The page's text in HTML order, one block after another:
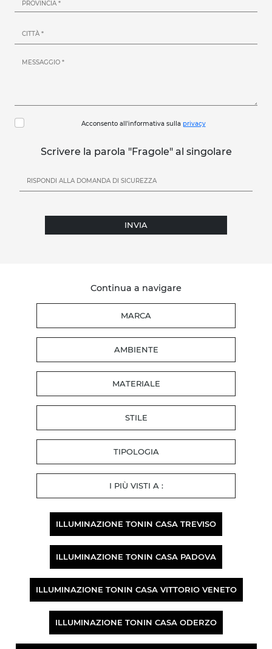
Acconsento all'informativa sulla privacy
Scrivere la parola "Fragole" al singolare
INVIA
Continua a navigare
MARCA
AMBIENTE
MATERIALE
STILE
TIPOLOGIA
I PIÙ VISTI A :
ILLUMINAZIONE TONIN CASA TREVISO
ILLUMINAZIONE TONIN CASA PADOVA
ILLUMINAZIONE TONIN CASA VITTORIO VENETO
ILLUMINAZIONE TONIN CASA ODERZO